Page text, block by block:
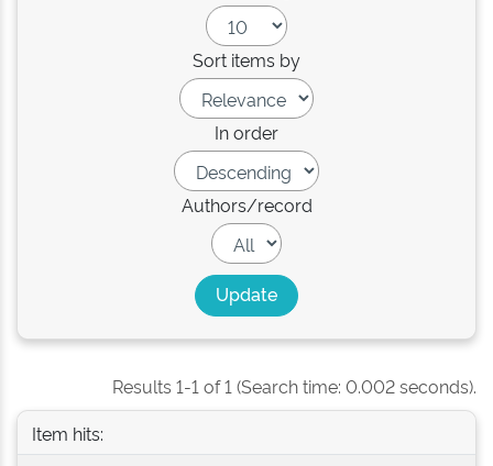
Sort items by
In order
Authors/record
Results 1-1 of 1 (Search time: 0.002 seconds).
Item hits: